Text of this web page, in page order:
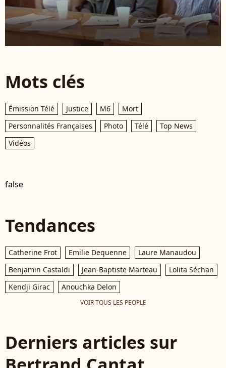
Mots clés
Émission Télé Justice M6
Mort
Personnalités Françaises
Photo Télé
Top News
Vidéos
false
Tendances
Catherine Frot Emilie Dequenne
Laure Manaudou
Benjamin Castaldi
Jean-Baptiste Marteau
Lolita Séchan
Kendji Girac
Anouchka Delon
VOIR TOUS LES PEOPLE
Derniers articles sur